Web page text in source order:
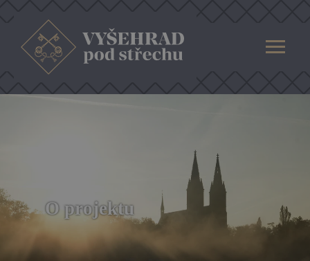
O projektu